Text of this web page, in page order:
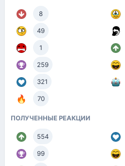
8
49
1
259
321
70
ПОЛУЧЕННЫЕ РЕАКЦИИ
554
99